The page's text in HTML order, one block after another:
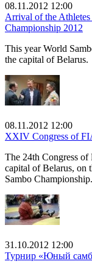
08.11.2012 12:00
Arrival of the
Championship 2012
This year World
the capital of Belarus.
08.11.2012 12:00
XXIV Congress of
The 24th Congress
capital of Belarus, on
Sambo Championship.
31.10.2012 12:00
Турнир «Юный